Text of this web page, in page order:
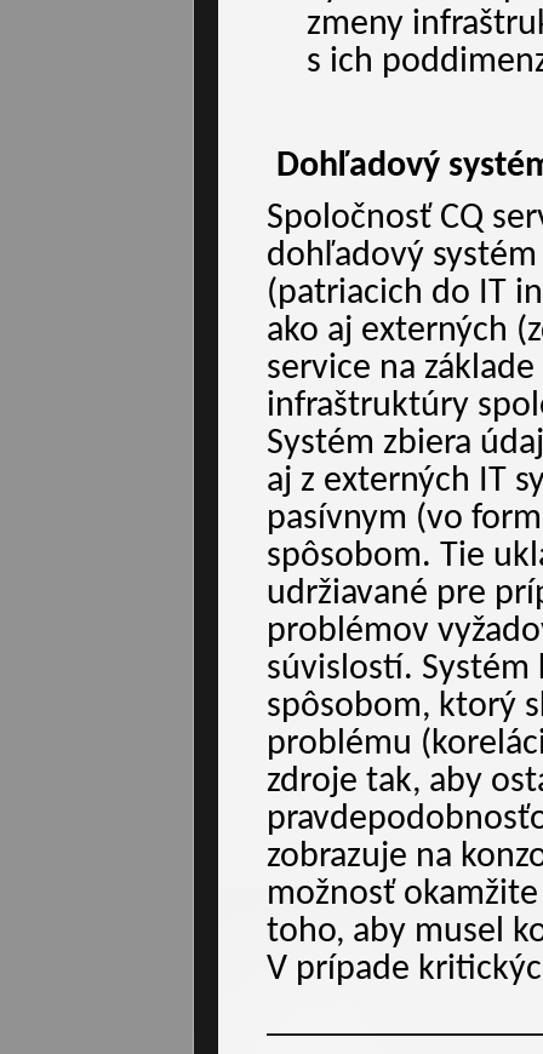
zmeny
s ich
Dohľadový
Spoločnosť CQ
dohľadový
(patriacich do IT
ako aj externých
service na
infraštruktúry
Systém zbiera
aj z externých IT
pasívnym (vo
spôsobom. Tie
udržiavané pre
problémov
súvislostí.
spôsobom, ktorý
problému
zdroje tak, aby
zobrazuje na
možnosť
toho, aby musel
V prípade